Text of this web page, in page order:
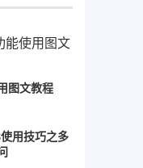
图文教程
用技巧之多